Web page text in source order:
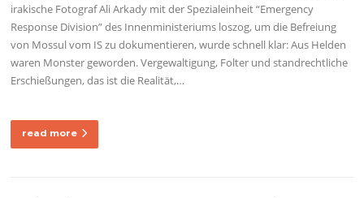
irakische Fotograf Ali Arkady mit der Spezialeinheit “Emergency
Response Division” des Innenministeriums loszog, um die Befreiung
von Mossul vom IS zu dokumentieren, wurde schnell klar: Aus Helden
waren Monster geworden. Vergewaltigung, Folter und standrechtliche
Erschießungen, das ist die Realität,…
read more